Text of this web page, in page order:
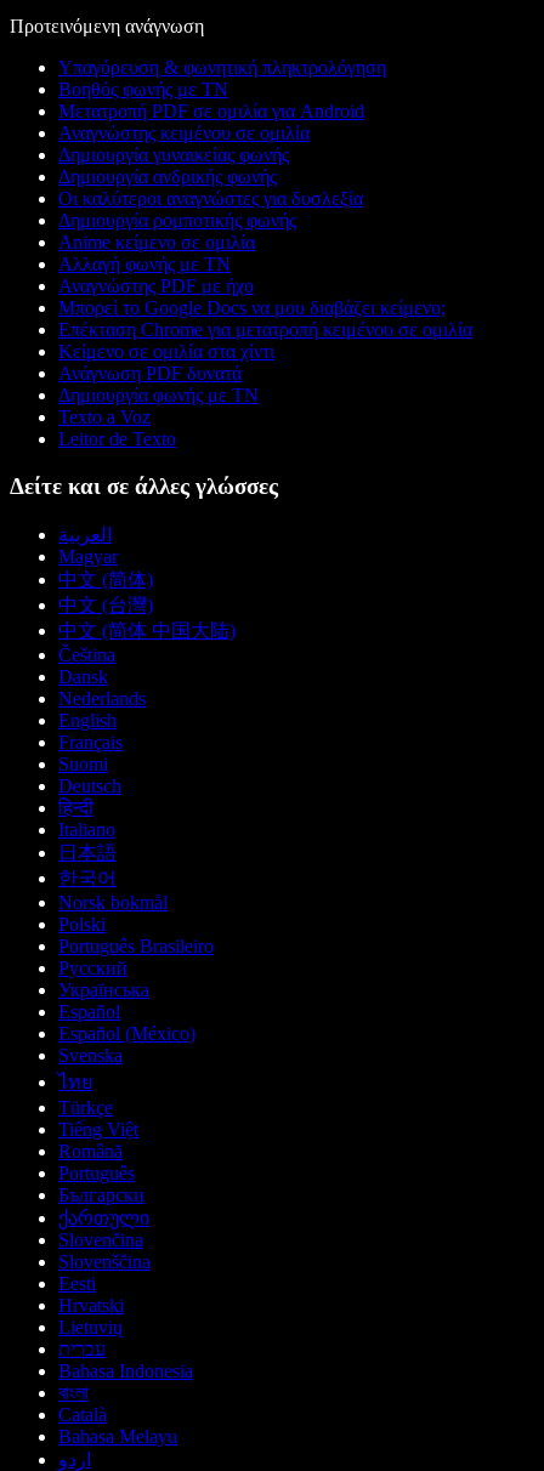
Προτεινόμενη ανάγνωση
Υπαγόρευση & φωνητική πληκτρολόγηση
Βοηθός φωνής με ΤΝ
Μετατροπή PDF σε ομιλία για Android
Αναγνώστης κειμένου σε ομιλία
Δημιουργία γυναικείας φωνής
Δημιουργία ανδρικής φωνής
Οι καλύτεροι αναγνώστες για δυσλεξία
Δημιουργία ρομποτικής φωνής
Anime κείμενο σε ομιλία
Αλλαγή φωνής με ΤΝ
Αναγνώστης PDF με ήχο
Μπορεί το Google Docs να μου διαβάζει κείμενο;
Επέκταση Chrome για μετατροπή κειμένου σε ομιλία
Κείμενο σε ομιλία στα χίντι
Ανάγνωση PDF δυνατά
Δημιουργία φωνής με ΤΝ
Texto a Voz
Leitor de Texto
Δείτε και σε άλλες γλώσσες
العربية
Magyar
中文 (简体)
中文 (台灣)
中文 (简体 中国大陆)
Čeština
Dansk
Nederlands
English
Français
Suomi
Deutsch
हिन्दी
Italiano
日本語
한국어
Norsk bokmål
Polski
Português Brasileiro
Русский
Українська
Español
Español (México)
Svenska
ไทย
Türkçe
Tiếng Việt
Română
Português
Български
ქართული
Slovenčina
Slovenščina
Eesti
Hrvatski
Lietuvių
עברית
Bahasa Indonesia
বাংলা
Català
Bahasa Melayu
اردو